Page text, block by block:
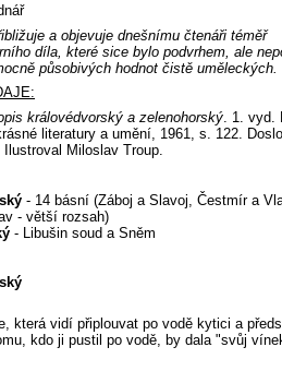
a objevuje dnešnímu čtenáři téměř
díla, které sice bylo podvrhem, ale
působivých hodnot čistě uměleckých.
královédvorský a zelenohorský. 1. vyd.
literatury a umění, 1961, s. 122.
Miloslav Troup.
- 14 básní (Záboj a Slavoj, Čestmír a
- větší rozsah)
- Libušin soud a Sněm
která vidí připlouvat po vodě kytici a
kdo ji pustil po vodě, by dala "svůj